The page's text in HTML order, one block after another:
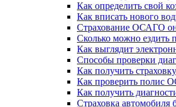
Как определить свой
Как вписать нового
Страхование ОСАГО
Сколько можно ездить
Как выглядит
Способы проверки
Как получить
Как проверить полис
Как получить
Страховка автомобиля